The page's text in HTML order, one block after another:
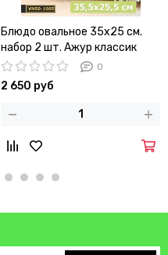
Блюдо овальное 35х25 см.
набор 2 шт. Ажур классик
0
2 650 руб